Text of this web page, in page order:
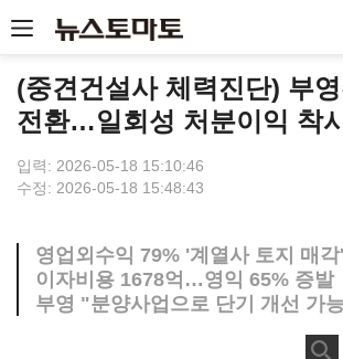
(중견건설사 체력진단) 부
전환…일회성 처분이익 착
입력: 2026-05-18 15:10:46
수정: 2026-05-18 15:48:43
영업외수익 79% '계열사 토지 매각'
이자비용 1678억…영익 65% 증발
부영 "분양사업으로 단기 개선 가